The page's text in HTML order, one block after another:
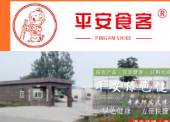
走进平安 企业资讯